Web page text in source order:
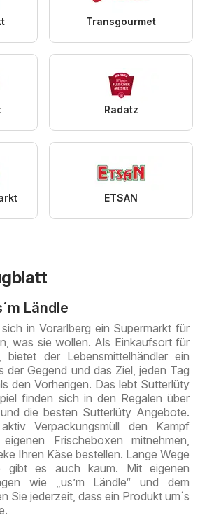
Transgourmet
Radatz
ETSAN
Ländle
in Vorarlberg ein Supermarkt für
was sie wollen. Als Einkaufsort für
bietet der Lebensmittelhändler ein
der Gegend und das Ziel, jeden Tag
den Vorherigen. Das lebt Sutterlüty
finden sich in den Regalen über
die besten Sutterlüty Angebote.
Verpackungsmüll den Kampf
Frischeboxen mitnehmen,
Ihren Käse bestellen. Lange Wege
gibt es auch kaum. Mit eigenen
wie „us’m Ländle“ und dem
Sie jederzeit, dass ein Produkt um´s